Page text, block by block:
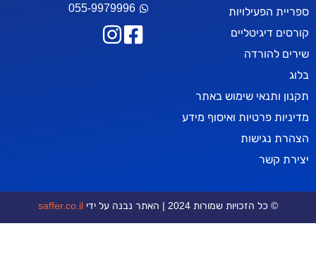
שימוש באתר
ואיסוף מידע
055-9979996
שמורות 2024 | האתר נבנה על ידי saffer.co.il